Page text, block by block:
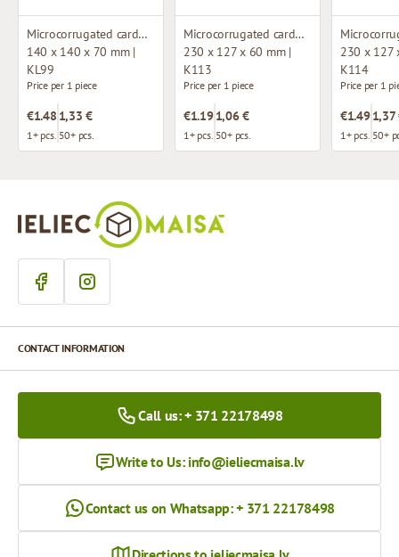
Microcorrugated cardboard box with window
140 x 140 x 70 mm |
KL99
Price per 1 piece
€1.48
1+ pcs.
1,33 €
50+ pcs.
Microcorrugated cardboard box
230 x 127 x 60 mm |
K113
Price per 1 piece
€1.19
1+ pcs.
1,06 €
50+ pcs.
230 x 127
K114
Price per 1
€1.49
1+ pcs.
1,37
50+
CONTACT INFORMATION
Call us: + 371 22178498
Write to Us: info@ieliecmaisa.lv
Contact us on Whatsapp: + 371 22178498